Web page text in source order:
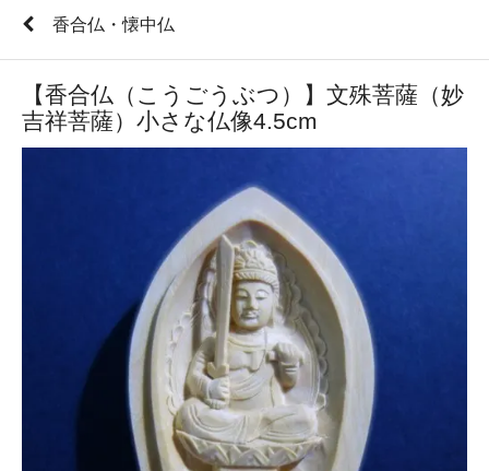
香合仏・懐中仏
【香合仏（こうごうぶつ）】文殊菩薩（妙
吉祥菩薩）小さな仏像4.5cm